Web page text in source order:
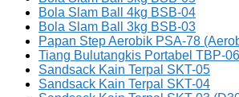
Bola Slam Ball 4kg BSB-04
Bola Slam Ball 3kg BSB-03
Papan Step Aerobik PSA-78
Tiang Bulutangkis Portabel TBP-06
Sandsack Kain Terpal SKT-05
Sandsack Kain Terpal SKT-04